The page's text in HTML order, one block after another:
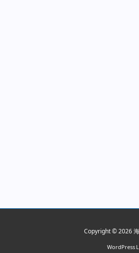
Copyright ©2026
WordPress